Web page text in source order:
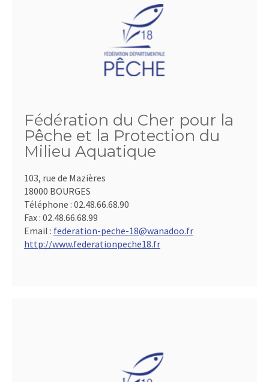
Fédération du Cher pour la
Pêche et la Protection du
Milieu Aquatique
103, rue de Mazières
18000 BOURGES
Téléphone : 02.48.66.68.90
Fax : 02.48.66.68.99
Email : federation-peche-18@wanadoo.fr
http://www.federationpeche18.fr